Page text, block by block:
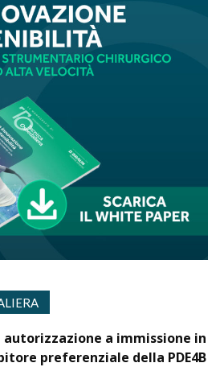
autorizzazione a immissione in
preferenziale della PDE4B